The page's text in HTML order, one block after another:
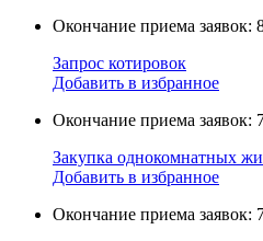
Окончание приема заявок:
Запрос котировок
Добавить в избранное
Окончание приема заявок:
Закупка однокомнатных
Добавить в избранное
Окончание приема заявок: